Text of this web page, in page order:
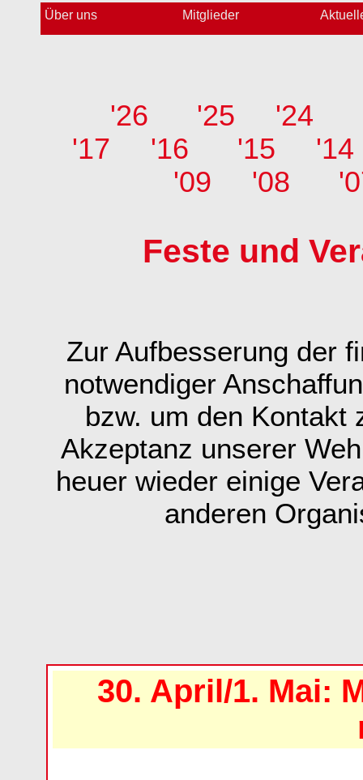
Über uns Mitglieder
'26 '25 '24
'17
'16 '15
'14
'09
'08
Feste und
Zur Aufbesserung der
notwendiger
bzw. um den Kontakt
Akzeptanz unserer
heuer wieder einige
anderen
30. April/1. Mai: